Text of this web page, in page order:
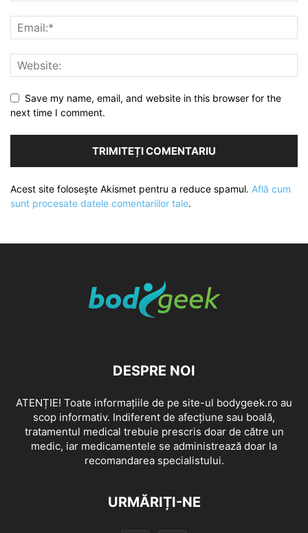
Save my name, email, and website in this browser for the
next time I comment.
Acest site folosește Akismet pentru a reduce spamul. Află cum
sunt procesate datele comentariilor tale.
DESPRE NOI
ATENȚIE! Toate informațiile de pe site-ul bodygeek.ro au
scop informativ. Indiferent de afecțiune sau boală,
tratamentul medical trebuie prescris doar de către un
medic, iar medicamentele se administrează doar la
recomandarea specialistului.
URMĂRIȚI-NE